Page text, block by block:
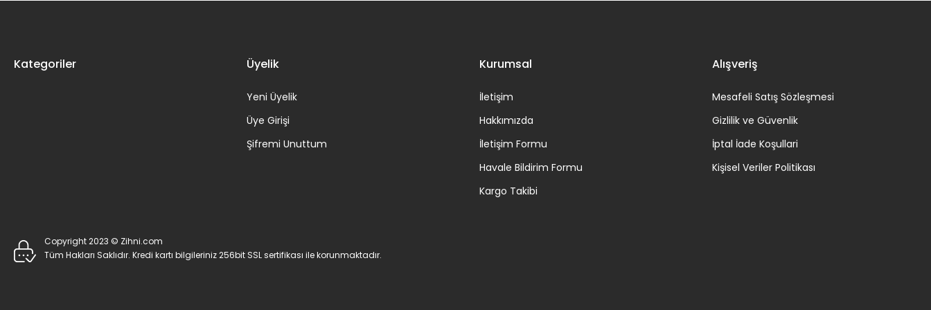
Kategoriler Üyelik
Yeni Üyelik
Üye Girişi
Şifremi Unuttum
Kurumsal
İletişim
Hakkımızda
İletişim Formu
Havale Bildirim Formu
Kargo Takibi
Alışveriş
Mesafeli Satış Sözleşmesi
Gizlilik ve Güvenlik
İptal İade Koşullari
Kişisel Veriler Politikası
Copyright 2023 © Zihni.com
Tüm Hakları Saklıdır. Kredi kartı bilgileriniz 256bit SSL sertifikası ile korunmaktadır.